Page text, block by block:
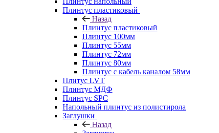
Плинтус пластиковый
Назад
Плинтус пластиковый
Плинтус 100мм
Плинтус 55мм
Плинтус 72мм
Плинтус 80мм
Плинтус с кабель каналом 58мм
Плитус LVT
Плинтус МДФ
Плинтус SPC
Напольный плинтус из полистирола
Заглушки
Назад